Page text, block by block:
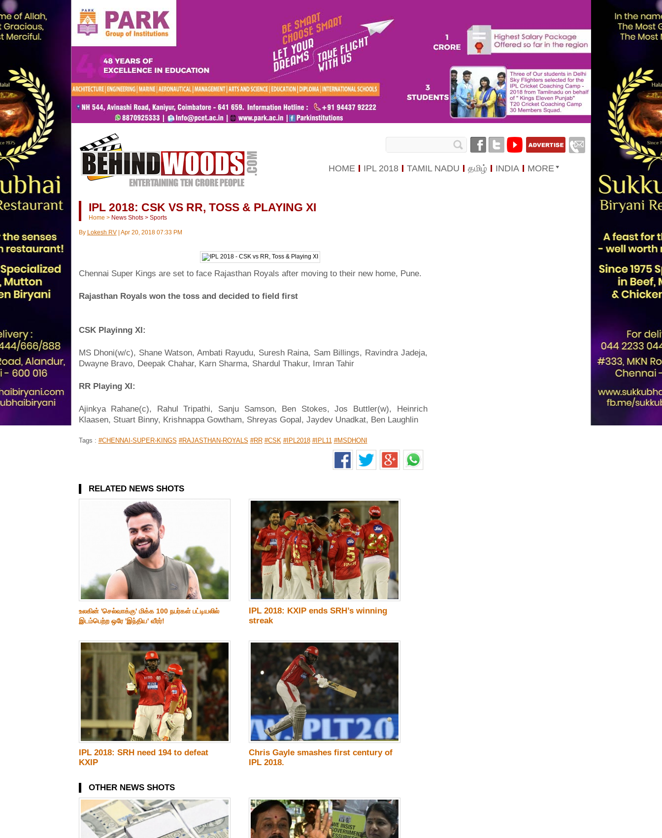
HOME IPL 2018 TAMIL NADU தமிழ் INDIA MORE
IPL 2018: CSK VS RR, TOSS & PLAYING XI
Home > News Shots> Sports
By Lokesh RV| Apr 20, 2018 07:33 PM
Chennai Super Kings are set to face Rajasthan Royals after moving to their new home, Pune.
Rajasthan Royals won the toss and decided to field first
CSK Playinng XI:
MS Dhoni(w/c), Shane Watson, Ambati Rayudu, Suresh Raina, Sam Billings, Ravindra Jadeja,
Dwayne Bravo, Deepak Chahar, Karn Sharma, Shardul Thakur, Imran Tahir
RR Playing XI:
Ajinkya Rahane(c), Rahul Tripathi, Sanju Samson, Ben Stokes, Jos Buttler(w), Heinrich
Klaasen, Stuart Binny, Krishnappa Gowtham, Shreyas Gopal, Jaydev Unadkat, Ben Laughlin
Tags : #CHENNAI-SUPER-KINGS #RAJASTHAN-ROYALS #RR #CSK #IPL2018 #IPL11 #MSDHONI
RELATED NEWS SHOTS
உலகின் 'செல்வாக்கு' மிக்க 100 நபர்கள் பட்டியலில்
இடம்பெற்ற ஒரே 'இந்திய' வீரர்!
IPL 2018: KXIP ends SRH’s winning
streak
IPL 2018: SRH need 194 to defeat
KXIP
Chris Gayle smashes first century of
IPL 2018.
OTHER NEWS SHOTS